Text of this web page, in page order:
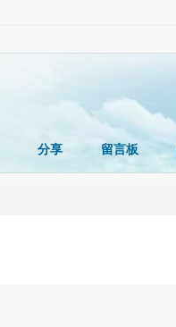
分享 留言板